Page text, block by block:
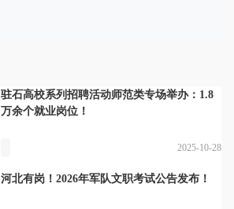
驻石高校系列招聘活动师范类专场举办：1.8
万余个就业岗位！
2025-10-28
河北有岗！2026年军队文职考试公告发布！